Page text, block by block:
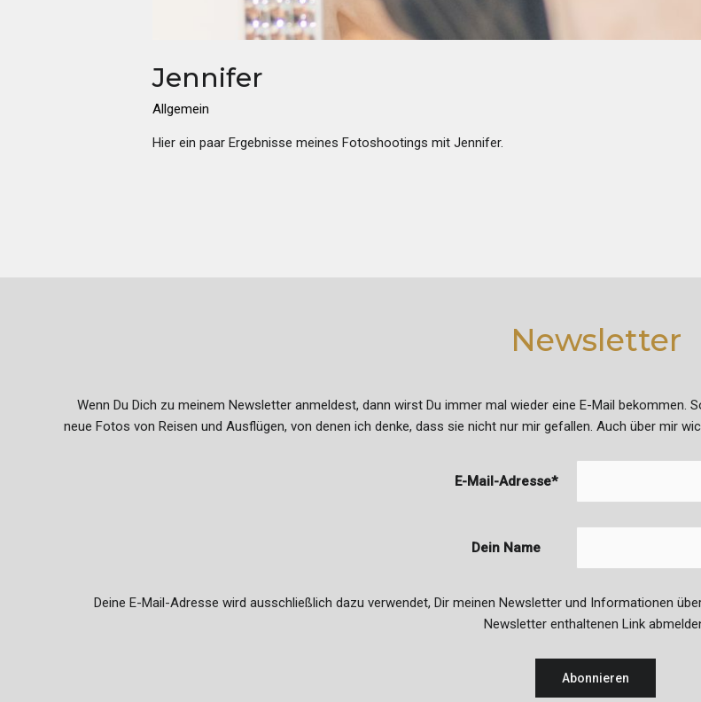
Jennifer
Allgemein
Hier ein paar Ergebnisse meines Fotoshootings mit Jennifer.
Newsletter
Wenn Du Dich zu meinem Newsletter anmeldest, dann wirst Du immer mal wieder eine E-Mail bekommen.
neue Fotos von Reisen und Ausflügen, von denen ich denke, dass sie nicht nur mir gefallen. Auch über mir
E-Mail-Adresse*
Dein Name
Deine E-Mail-Adresse wird ausschließlich dazu verwendet, Dir meinen Newsletter und Informationen
Newsletter enthaltenen Link